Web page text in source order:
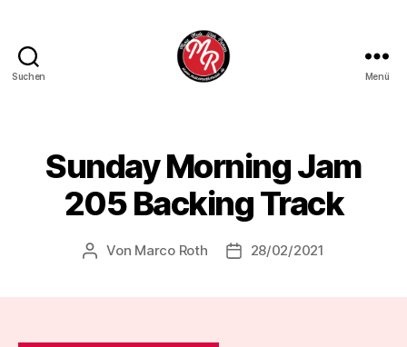
Suchen Menü
Sunday Morning Jam
205 Backing Track
Beitragsautor
Von Marco Roth Veröffentlichungsdatum
28/02/2021